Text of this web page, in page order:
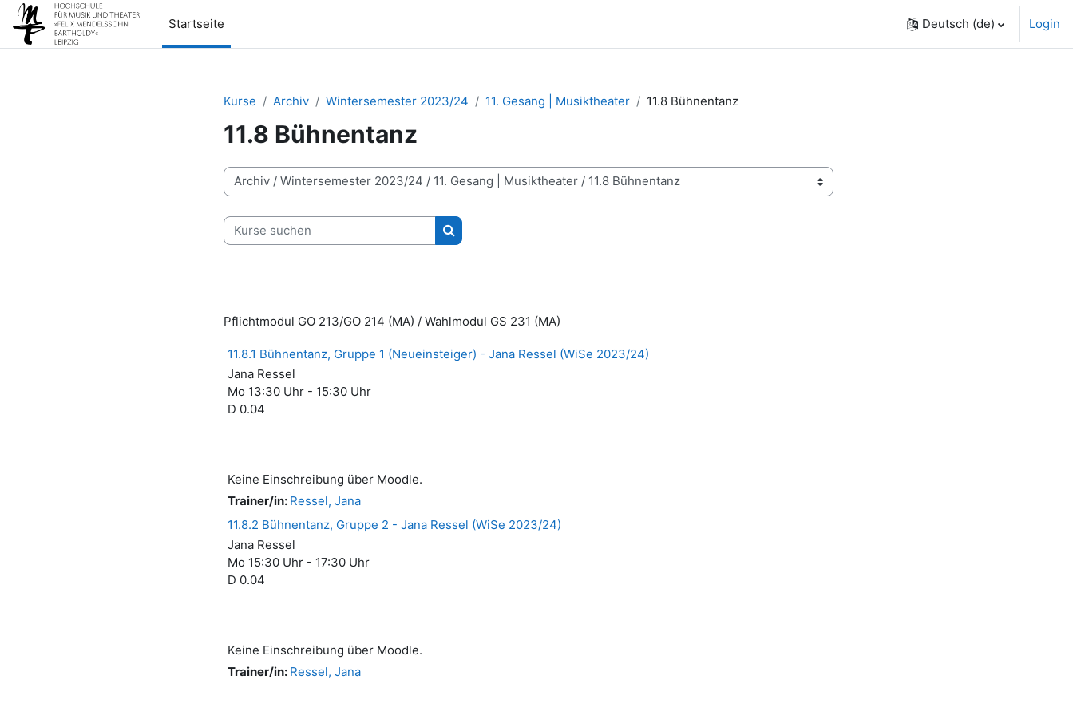
Zum Hauptinhalt
Startseite
Deutsch ‎(de)‎ Login
Kurse Archiv Wintersemester 2023/24 11. Gesang | Musiktheater 11.8 Bühnentanz
11.8 Bühnentanz
Kursbereiche
Kurse suchen
Kurse suchen
Pflichtmodul GO 213/GO 214 (MA) / Wahlmodul GS 231 (MA)
11.8.1 Bühnentanz, Gruppe 1 (Neueinsteiger) - Jana Ressel (WiSe 2023/24)
Jana Ressel
Mo 13:30 Uhr - 15:30 Uhr
D 0.04
Keine Einschreibung über Moodle.
Trainer/in: Ressel, Jana
11.8.2 Bühnentanz, Gruppe 2 - Jana Ressel (WiSe 2023/24)
Jana Ressel
Mo 15:30 Uhr - 17:30 Uhr
D 0.04
Keine Einschreibung über Moodle.
Trainer/in: Ressel, Jana